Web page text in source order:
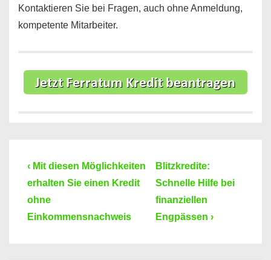
Kontaktieren Sie bei Fragen, auch ohne Anmeldung,
kompetente Mitarbeiter.
Beitragsnavigation
Previous
Post
is
‹ Mit diesen Möglichkeiten
erhalten Sie einen Kredit
ohne
Einkommensnachweis
Next
Post
is
Blitzkredite:
Schnelle Hilfe bei
finanziellen
Engpässen ›